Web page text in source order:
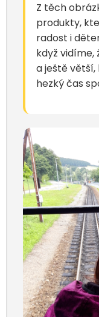
Z těch
produkty,
radost i
když
a ještě
hezký čas